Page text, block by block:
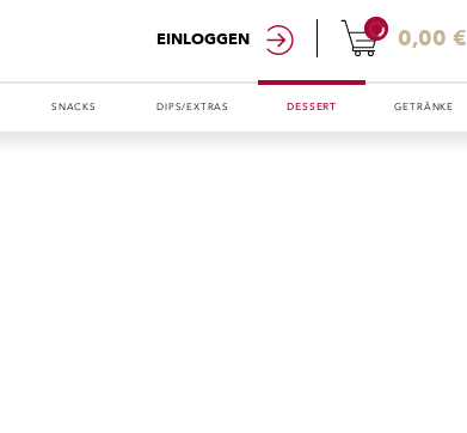
EINLOGGEN
0 0,00 €
SNACKS DIPS/EXTRAS DESSERT GETRÄNKE